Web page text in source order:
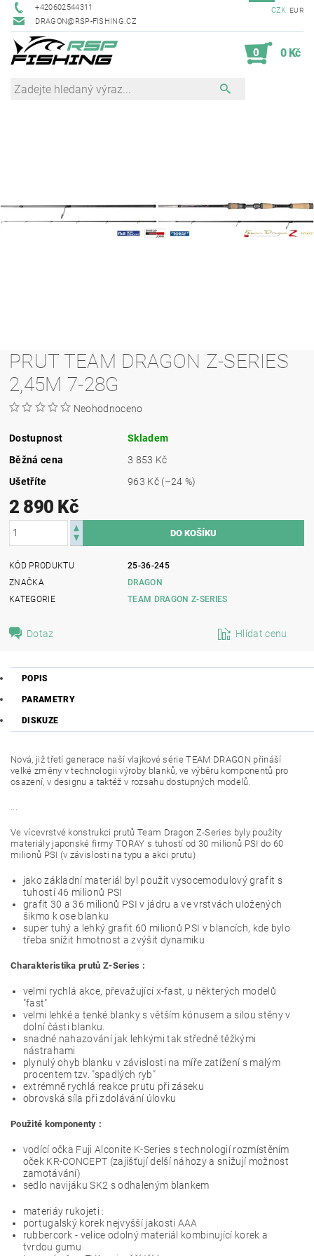
+420602544311
DRAGON@RSP-FISHING.CZ
CZK EUR
0 0 Kč
PRUT TEAM DRAGON Z-SERIES
2,45M 7-28G
Neohodnoceno
Dostupnost
Skladem
Běžná cena
3 853 Kč
Ušetříte
963 Kč (–24 %)
2 890 Kč
KÓD PRODUKTU
25-36-245
ZNAČKA
DRAGON
KATEGORIE
TEAM DRAGON Z-SERIES
Dotaz Hlídat cenu
POPIS
PARAMETRY
DISKUZE
Nová, již třetí generace naší vlajkové série TEAM DRAGON přináší
velké změny v technologii výroby blanků, ve výběru komponentů pro
osazení, v designu a taktéž v rozsahu dostupných modelů.
...
Ve vícevrstvé konstrukci prutů Team Dragon Z-Series byly použity
materiály japonské firmy TORAY s tuhostí od 30 milionů PSI do 60
milionů PSI (v závislosti na typu a akci prutu)
jako základní materiál byl použit vysocemodulový grafit s
tuhostí 46 milionů PSI
grafit 30 a 36 milionů PSI v jádru a ve vrstvách uložených
šikmo k ose blanku
super tuhý a lehký grafit 60 milionů PSI v blancích, kde bylo
třeba snížit hmotnost a zvýšit dynamiku
Charakteristika prutů Z-Series :
velmi rychlá akce, převažující x-fast, u některých modelů
"fast"
velmi lehké a tenké blanky s větším kónusem a silou stěny v
dolní části blanku.
snadné nahazování jak lehkými tak středně těžkými
nástrahami
plynulý ohyb blanku v závislosti na míře zatížení s malým
procentem tzv. "spadlých ryb"
extrémně rychlá reakce prutu při záseku
obrovská síla při zdolávání úlovku
Použité komponenty :
vodící očka Fuji Alconite K-Series s technologií rozmístěním
oček KR-CONCEPT (zajišťují delší náhozy a snižují možnost
zamotávání)
sedlo navijáku SK2 s odhaleným blankem
materiáy rukojeti :
portugalský korek nejvyšší jakosti AAA
rubbercork - velice odolný materiál kombinující korek a
tvrdou gumu